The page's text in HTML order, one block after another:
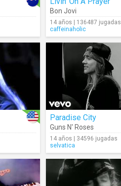
Bon Jovi
14 años | 136487 jugadas
caffeinaholic
Paradise City
Guns N' Roses
14 años | 34596 jugadas
selvatica